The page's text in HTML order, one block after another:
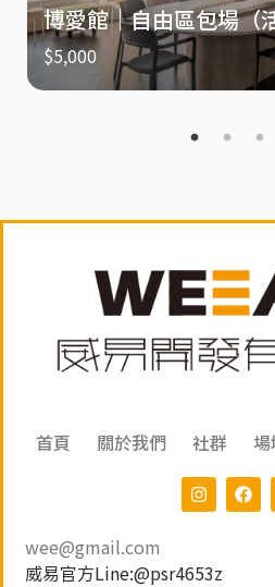
博愛館｜自由區包場（
$5,000
首頁 關於我們 社群
wee@gmail.com
威易官方Line:@psr4653z